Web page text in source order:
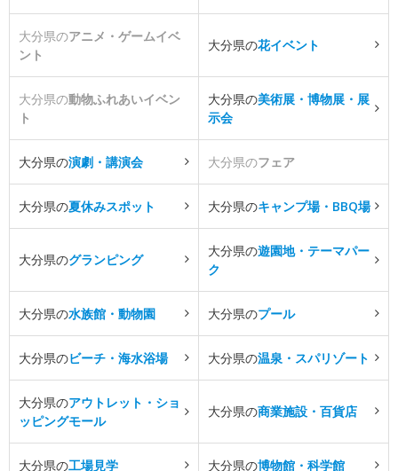
大分県のアニメ・ゲームイベ
ント
大分県の花イベント
大分県の動物ふれあいイベン
ト
大分県の美術展・博物展・展
示会
大分県の演劇・講演会 大分県のフェア
大分県の夏休みスポット 大分県のキャンプ場・BBQ場
大分県のグランピング
大分県の遊園地・テーマパー
ク
大分県の水族館・動物園 大分県のプール
大分県のビーチ・海水浴場 大分県の温泉・スパリゾート
大分県のアウトレット・ショ
ッピングモール
大分県の商業施設・百貨店
大分県の工場見学 大分県の博物館・科学館